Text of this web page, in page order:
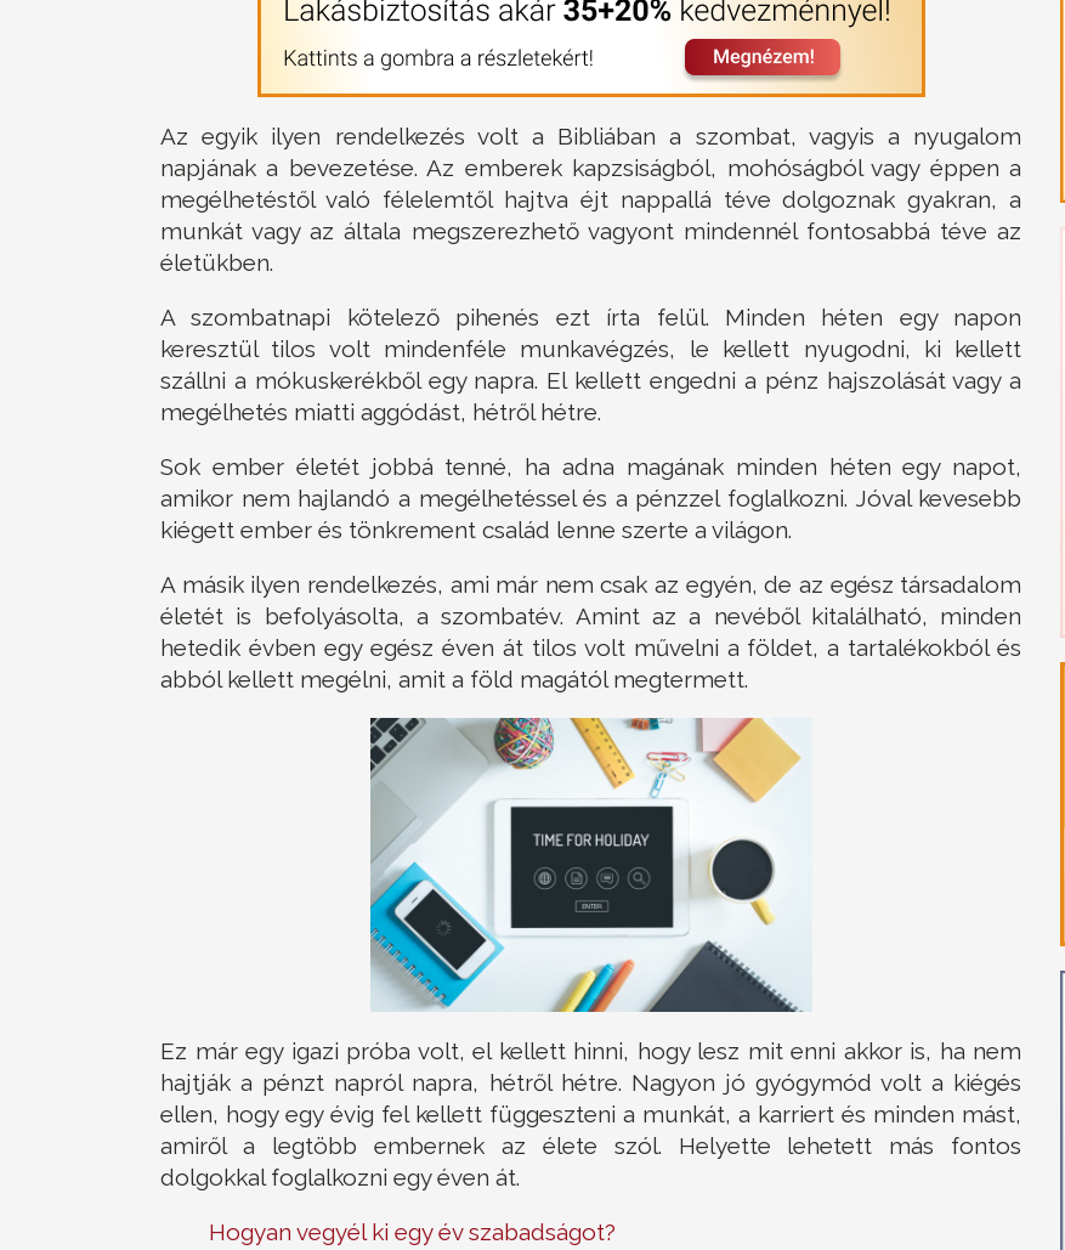
Az egyik ilyen rendelkezés volt a Bibliában a szombat, vagyis a nyugalom
napjának a bevezetése. Az emberek kapzsiságból, mohóságból vagy éppen a
megélhetéstől való félelemtől hajtva éjt nappallá téve dolgoznak gyakran, a
munkát vagy az általa megszerezhető vagyont mindennél fontosabbá téve az
életükben.
A szombatnapi kötelező pihenés ezt írta felül. Minden héten egy napon
keresztül tilos volt mindenféle munkavégzés, le kellett nyugodni, ki kellett
szállni a mókuskerékből egy napra. El kellett engedni a pénz hajszolását vagy a
megélhetés miatti aggódást, hétről hétre.
Sok ember életét jobbá tenné, ha adna magának minden héten egy napot,
amikor nem hajlandó a megélhetéssel és a pénzzel foglalkozni. Jóval kevesebb
kiégett ember és tönkrement család lenne szerte a világon.
A másik ilyen rendelkezés, ami már nem csak az egyén, de az egész társadalom
életét is befolyásolta, a szombatév. Amint az a nevéből kitalálható, minden
hetedik évben egy egész éven át tilos volt művelni a földet, a tartalékokból és
abból kellett megélni, amit a föld magától megtermett.
Ez már egy igazi próba volt, el kellett hinni, hogy lesz mit enni akkor is, ha nem
hajtják a pénzt napról napra, hétről hétre. Nagyon jó gyógymód volt a kiégés
ellen, hogy egy évig fel kellett függeszteni a munkát, a karriert és minden mást,
amiről a legtöbb embernek az élete szól. Helyette lehetett más fontos
dolgokkal foglalkozni egy éven át.
Hogyan vegyél ki egy év szabadságot?